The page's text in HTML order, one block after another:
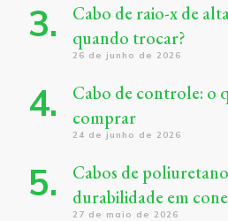
Cabo de raio-x de
quando trocar?
26 de junho de 2026
Cabo de controle: o
comprar
24 de junho de 2026
Cabos de
durabilidade em
27 de maio de 2026